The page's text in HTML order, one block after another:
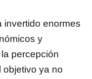
invertido enormes
y
percepción
objetivo ya no